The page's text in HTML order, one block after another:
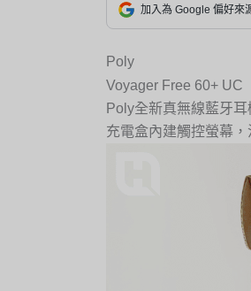
加入為 Google 偏好來
Poly
Voyager Free 60+ UC
Poly全新真無線藍牙
充電盒內建觸控螢幕